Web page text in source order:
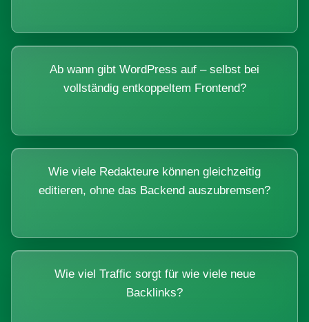
Ab wann gibt WordPress auf – selbst bei
vollständig entkoppeltem Frontend?
Wie viele Redakteure können gleichzeitig
editieren, ohne das Backend auszubremsen?
Wie viel Traffic sorgt für wie viele neue
Backlinks?